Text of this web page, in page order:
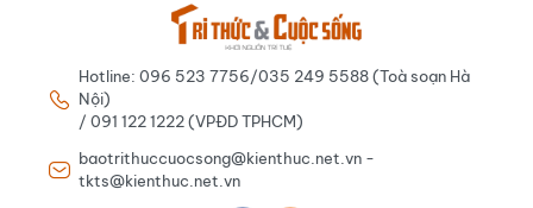
Hotline: 096 523 7756/035 249 5588 (Toà soạn Hà
Nội)
/ 091 122 1222 (VPĐD TPHCM)
baotrithuccuocsong@kienthuc.net.vn -
tkts@kienthuc.net.vn